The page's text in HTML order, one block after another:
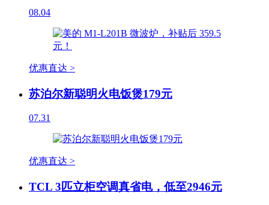
08.04
优惠直达 >
苏泊尔新聪明火电饭煲179元
07.31
优惠直达 >
TCL 3匹立柜空调真省电，低至2946元